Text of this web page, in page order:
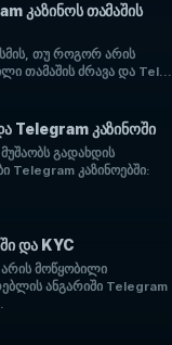
კაზინოს თამაშის
თუ როგორ არის
თამაშის ძრავა და Tel...
Telegram კაზინოში
გადახდის
Telegram კაზინოებში:
და KYC
მოწყობილი
ანგარიში Telegram